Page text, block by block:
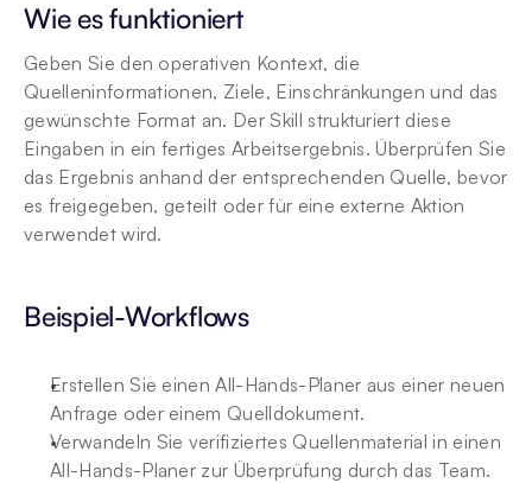
Wie es funktioniert
Geben Sie den operativen Kontext, die
Quelleninformationen, Ziele, Einschränkungen und das
gewünschte Format an. Der Skill strukturiert diese
Eingaben in ein fertiges Arbeitsergebnis. Überprüfen Sie
das Ergebnis anhand der entsprechenden Quelle, bevor
es freigegeben, geteilt oder für eine externe Aktion
verwendet wird.
Beispiel-Workflows
Erstellen Sie einen All-Hands-Planer aus einer neuen
Anfrage oder einem Quelldokument.
Verwandeln Sie verifiziertes Quellenmaterial in einen
All-Hands-Planer zur Überprüfung durch das Team.